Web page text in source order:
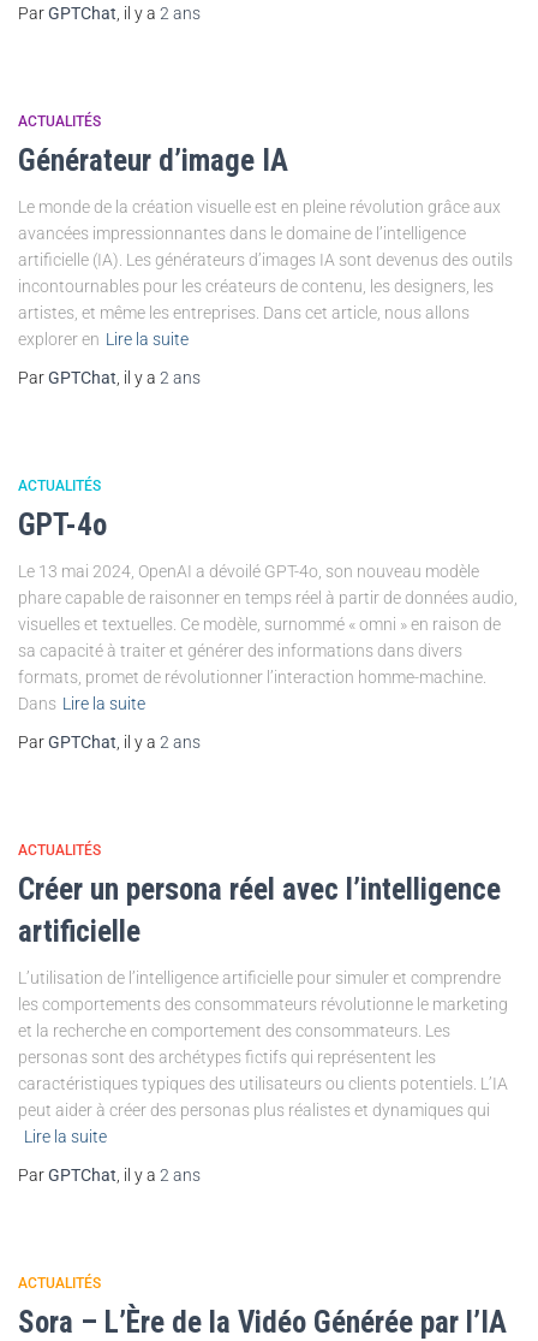
ParGPTChat , il y a 2 ans
ACTUALITÉS
Générateur d’image IA
Le monde de la création visuelle est en pleine révolution grâce aux
avancées impressionnantes dans le domaine de l’intelligence
artificielle (IA). Les générateurs d’images IA sont devenus des outils
incontournables pour les créateurs de contenu, les designers, les
artistes, et même les entreprises. Dans cet article, nous allons
explorer en Lire la suite
ParGPTChat , il y a 2 ans
ACTUALITÉS
GPT-4o
Le 13 mai 2024, OpenAI a dévoilé GPT-4o, son nouveau modèle
phare capable de raisonner en temps réel à partir de données audio,
visuelles et textuelles. Ce modèle, surnommé « omni » en raison de
sa capacité à traiter et générer des informations dans divers
formats, promet de révolutionner l’interaction homme-machine.
Dans Lire la suite
ParGPTChat , il y a 2 ans
ACTUALITÉS
Créer un persona réel avec l’intelligence
artificielle
L’utilisation de l’intelligence artificielle pour simuler et comprendre
les comportements des consommateurs révolutionne le marketing
et la recherche en comportement des consommateurs. Les
personas sont des archétypes fictifs qui représentent les
caractéristiques typiques des utilisateurs ou clients potentiels. L’IA
peut aider à créer des personas plus réalistes et dynamiques qui
Lire la suite
ParGPTChat , il y a 2 ans
ACTUALITÉS
Sora – L’Ère de la Vidéo Générée par l’IA